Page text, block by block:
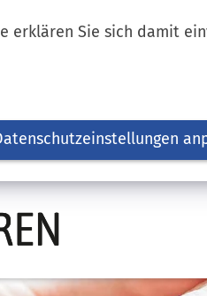
erklären Sie sich damit